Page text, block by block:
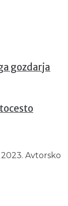
gozdarja
Avtorsko